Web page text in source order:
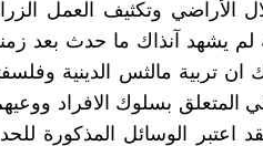
الأراضي وتكثيف العمل
لم يشهد آنذاك ما حدث بعد
تربية مالثس الدينية وفلسفته
المتعلق بسلوك الافراد
اعتبر الوسائل المذكورة